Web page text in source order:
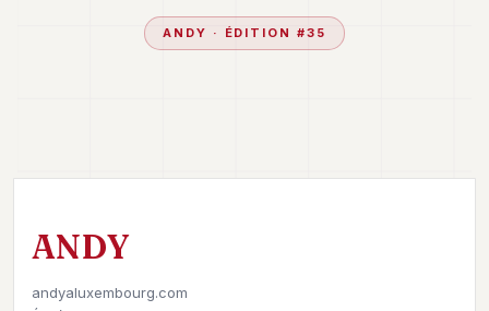
ANDY · ÉDITION #35
ANDY
andyaluxembourg.com